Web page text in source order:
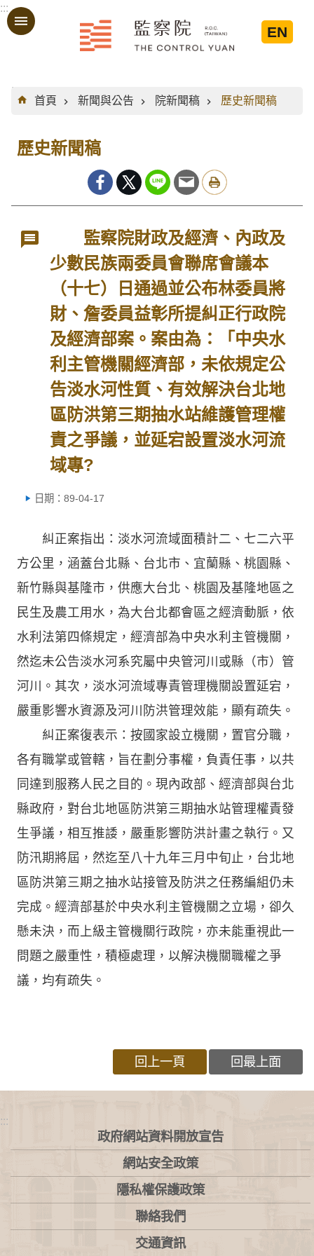
跳到主要內容區塊
:::
EN
:::
首頁
新聞與公告 院新聞稿 歷史新聞稿
歷史新聞稿
監察院財政及經濟、內政及
少數民族兩委員會聯席會議本
（十七）日通過並公布林委員將
財、詹委員益彰所提糾正行政院
及經濟部案。案由為：「中央水
利主管機關經濟部，未依規定公
告淡水河性質、有效解決台北地
區防洪第三期抽水站維護管理權
責之爭議，並延宕設置淡水河流
域專?
日期：89-04-17
糾正案指出：淡水河流域面積計二、七二六平
方公里，涵蓋台北縣、台北市、宜蘭縣、桃園縣、
新竹縣與基隆市，供應大台北、桃園及基隆地區之
民生及農工用水，為大台北都會區之經濟動脈，依
水利法第四條規定，經濟部為中央水利主管機關，
然迄未公告淡水河系究屬中央管河川或縣（市）管
河川。其次，淡水河流域專責管理機關設置延宕，
嚴重影響水資源及河川防洪管理效能，顯有疏失。
糾正案復表示：按國家設立機關，置官分職，
各有職掌或管轄，旨在劃分事權，負責任事，以共
同達到服務人民之目的。現內政部、經濟部與台北
縣政府，對台北地區防洪第三期抽水站管理權責發
生爭議，相互推諉，嚴重影響防洪計畫之執行。又
防汛期將屆，然迄至八十九年三月中旬止，台北地
區防洪第三期之抽水站接管及防洪之任務編組仍未
完成。經濟部基於中央水利主管機關之立場，卻久
懸未決，而上級主管機關行政院，亦未能重視此一
問題之嚴重性，積極處理，以解決機關職權之爭
議，均有疏失。
回上一頁 回最上面
:::
政府網站資料開放宣告
網站安全政策
隱私權保護政策
聯絡我們
交通資訊